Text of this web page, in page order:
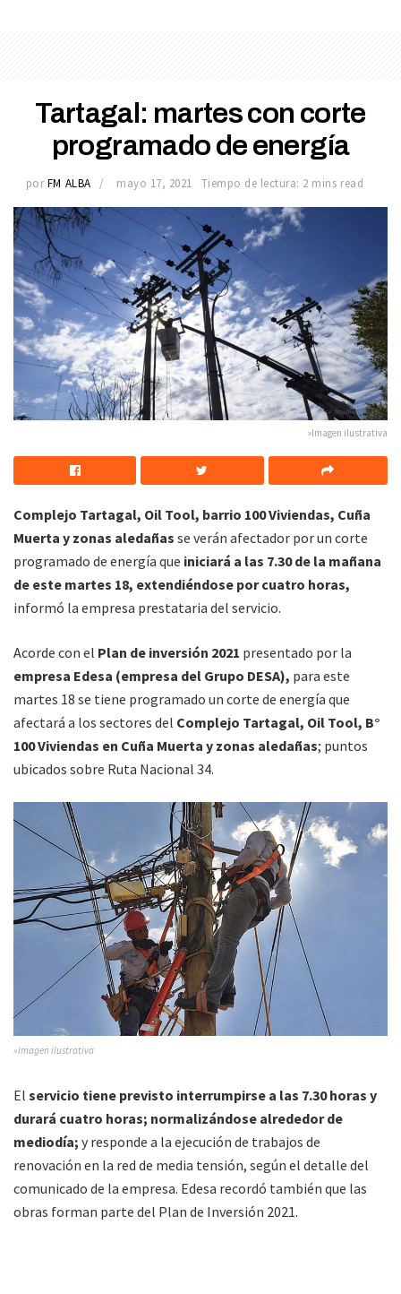
Tartagal: martes con corte
programado de energía
por FM ALBA mayo 17, 2021 Tiempo de lectura: 2 mins read
»Imagen ilustrativa
Complejo Tartagal, Oil Tool, barrio 100 Viviendas, Cuña
Muerta y zonas aledañas se verán afectador por un corte
programado de energía que iniciará a las 7.30 de la mañana
de este martes 18, extendiéndose por cuatro horas,
informó la empresa prestataria del servicio.
Acorde con el Plan de inversión 2021 presentado por la
empresa Edesa (empresa del Grupo DESA), para este
martes 18 se tiene programado un corte de energía que
afectará a los sectores del Complejo Tartagal, Oil Tool, B°
100 Viviendas en Cuña Muerta y zonas aledañas; puntos
ubicados sobre Ruta Nacional 34.
»Imagen ilustrativa
El servicio tiene previsto interrumpirse a las 7.30 horas y
durará cuatro horas; normalizándose alrededor de
mediodía; y responde a la ejecución de trabajos de
renovación en la red de media tensión, según el detalle del
comunicado de la empresa. Edesa recordó también que las
obras forman parte del Plan de Inversión 2021.